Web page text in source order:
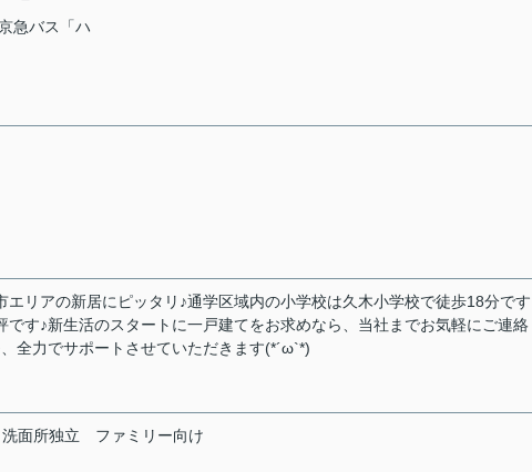
急バス「ハ
エリアの新居にピッタリ♪通学区域内の小学校は久木小学校で徒歩18分で
す♪新生活のスタートに一戸建てをお求めなら、当社までお気軽にご連絡
全力でサポートさせていただきます(*´ω`*)
洗面所独立 ファミリー向け